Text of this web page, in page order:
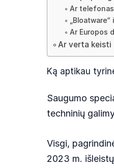
Ar
Ar Europos
Ar verta keisti
Ką aptikau
Saugumo
techninių
Visgi,
2023 m. išleistų